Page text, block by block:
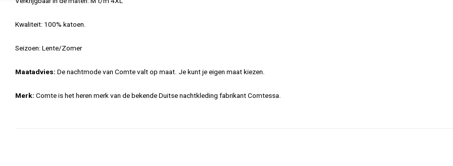
Kwaliteit: 100% katoen.
Seizoen: Lente/Zomer
Maatadvies: De nachtmode van Comte valt op maat. Je kunt je eigen maat kiezen.
Merk: Comte is het heren merk van de bekende Duitse nachtkleding fabrikant Comtessa.